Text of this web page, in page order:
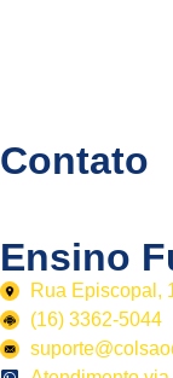
Contato
Ensino
Rua Episcopal,
(16) 3362-5044